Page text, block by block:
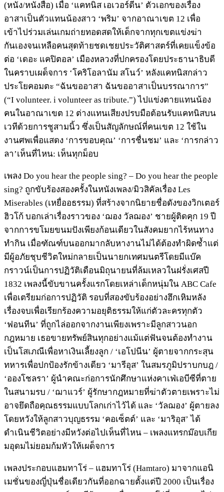
(หนัง/หนังสือ) เมื่อ ‘แคทนิส เอเวอร์ดีน’ ตัวเอกของเรื่อง
อาสาเป็นตัวแทนน้องสาว ‘พริม’ จากอาณาเขต 12 เพื่อ
เข้าไปร่วมเล่นเกมถ่ายทอดสดให้เด็กจากทุกเขตแข่งฆ่า
กันเองจนเหลือคนสุดท้ายชดเชยประวัติศาสตร์ที่เคยแข็งข้อ
ต่อ ‘เดอะ แคปิตอล’ เมืองหลวงที่ปกครองโดยประธานาธิบดี
ในคราบเผด็จการ ‘โคริโอลานัม สโนว์’ หลังแคทนิสกล่าว
ประโยคอมตะ “ฉันขออาสา ฉันขออาสาเป็นบรรณาการ”
(“I volunteer. i volunteer as tribute.”) ไปแข่งตายแทนน้อง
คนในอาณาเขต 12 ต่างแทนเสียงปรบมือต้อนรับแคทนิสบน
เวทีด้วยการชูสามนิ้ว ซึ่งเป็นสัญลักษณ์ที่คนเขต 12 ใช้ใน
งานศพเพื่อแสดง ‘การขอบคุณ’ ‘การชื่นชม’ และ ‘การกล่าว
ลา’เห็นที่ไหน: เห็นทุกม็อบ
เพลง Do you hear the people sing? – Do you hear the people
sing? ถูกขับร้องสองครั้งในหนังเพลง/มิวสิคัลเรื่อง Les
Miserables (เหยื่ออธรรม) ที่สร้างจากนิยายชื่อดังของวิกเตอร์
ฮิวโก้ บอกเล่าเรื่องราวของ ‘ฌอง วัลฌอง’ ชายผู้ติดคุก 19 ปี
จากการขโมยขนมปังเพียงก้อนเดียวในสังคมยากไร้หนทาง
ทำกิน เมื่อฑัณฑ์บนออกมากลับหางานไม่ได้ต้องทำผิดซ้ำแต่
มีผู้อภัยชุบชีวิตใหม่กลายเป็นนายกเทศมนตรีโดยมีแบ๊ค
กราวน์เป็นการปฏิวัติเดือนมิถุนายนที่ล้มเหลวในฝรั่งเศสปี
1832 เพลงนี้ขับขานครั้งแรกโดยเหล่าเด็กหนุ่มใน ABC Cafe
เพื่อเตรียมก่อการปฏิวัติ รอบที่สองขับร้องอย่างฮึกเหิมหลัง
เรื่องจบเพื่อเรียกร้องความอยุติธรรมให้แก่ตัวละครทุกตัว
‘ฟอนทีน’ ที่ถูกไล่ออกจากงานเพียงเพราะมีลูกสาวนอก
กฎหมาย เธอขายทรัพย์สินทุกอย่างแม้แต่ฟันจนต้องทำงาน
เป็นโสเภณีเพื่อหาเงินเลี้ยงลูก / ‘เอโปนีน’ ผู้ตายจากกระสุน
ทหารเพื่อปกป้องรักข้างเดียว ‘มารีอุส’ ในสมรภูมิปราบกบฎ /
‘อองโชลรา’ ผู้นำคณะก่อการนักศึกษาแห่งคาเฟ่เอบีซีที่ตาย
ในสนามรบ / ‘ฌาแวร์’ ผู้รักษากฎหมายที่ฆ่าตัวตายเพราะไม่
อาจยึดถือคฺณธรรมแบบโลกเก่าไว้ได้ และ ‘วัลฌอง’ ผู้ตายลง
โดยหวังให้ลูกสาวบุญธรรม ‘คอเซ็ตต์’ และ ‘มาริอุส’ ได้
ดำเนินชีวิตอย่างมีหวังต่อไปเห็นที่ไหน – เพลงแทรกม๊อบเกีย
มอุดมไม่ยอมก้มหัวให้เผด็จการ
เพลงประกอบแฮมทาโร่ – แฮมทาโร่ (Hamtaro) มาจากแอนิ
เมชั่นของญี่ปุ่นชื่อเดียวกันที่ออกฉายตั้งแต่ปี 2000 เป็นเรื่อง